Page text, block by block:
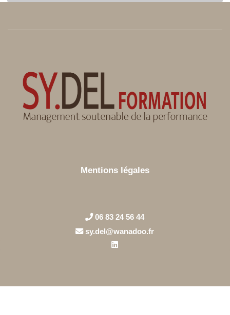
Mentions légales
06 83 24 56 44
sy.del@wanadoo.fr